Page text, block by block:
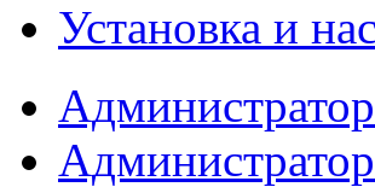
Установка и